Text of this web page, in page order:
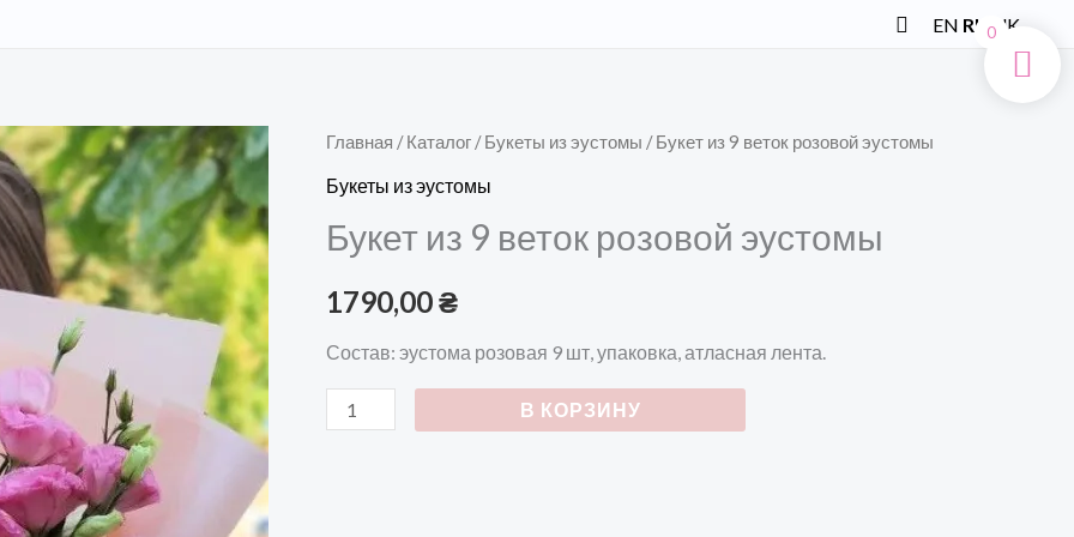
Поиск
EN RUUK
Главная /Каталог /Букеты из эустомы / Букет из 9 веток розовой эустомы
Букеты из эустомы
Букет из 9 веток розовой эустомы
1790,00₴
Состав: эустома розовая 9 шт, упаковка, атласная лента.
Количество
товара
из
веток
розовой
эустомы
В КОРЗИНУ
0